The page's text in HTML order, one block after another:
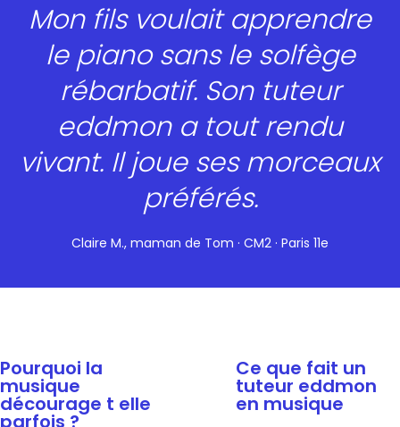
Mon fils voulait apprendre
le piano sans le solfège
rébarbatif. Son tuteur
eddmon a tout rendu
vivant. Il joue ses morceaux
préférés.
Claire M., maman de Tom · CM2 · Paris 11e
Pourquoi la
musique
décourage t elle
parfois ?
Ce que fait un
tuteur eddmon
en musique